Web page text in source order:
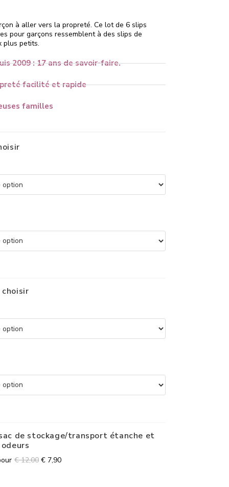
à aller vers la propreté. Ce lot de 6 slips
pour garçons ressemblent à des slips de
plus petits.
2009 : 17 ans de savoir-faire.
facilité et rapide
familles
de stockage/transport étanche et
€12,00 €7,90